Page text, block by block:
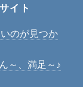
イト
のが見つか
～、満足～♪